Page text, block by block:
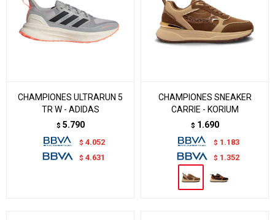
CHAMPIONES ULTRARUN 5
TR W - ADIDAS
$ 5.790
$ 4.052
$ 4.631
CHAMPIONES SNEAKER
CARRIE - KORIUM
$ 1.690
$ 1.183
$ 1.352